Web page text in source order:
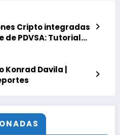
Cripto integradas
PDVSA: Tutorial
Davila |